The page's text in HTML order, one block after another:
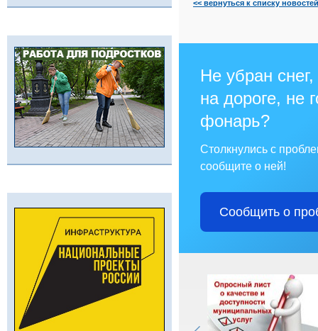
<< вернуться к списку новостей
Не убран
на дороге, не
фонарь?
Столкнулись с
сообщите о ней!
Сообщить о